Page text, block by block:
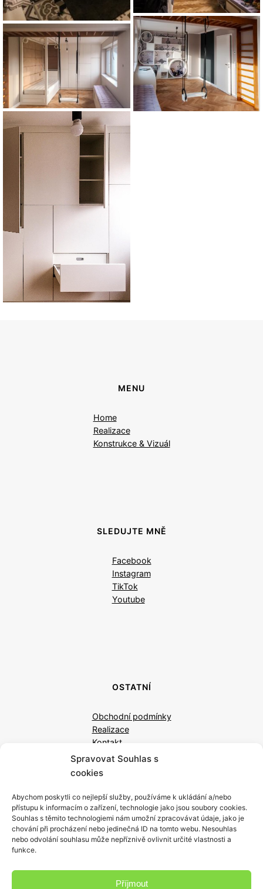
Spravovat Souhlas s
cookies
Abychom poskytli co nejlepší služby, používáme k ukládání a/nebo
přístupu k informacím o zařízení, technologie jako jsou soubory cookies.
Souhlas s těmito technologiemi nám umožní zpracovávat údaje, jako je
chování při procházení nebo jedinečná ID na tomto webu. Nesouhlas
nebo odvolání souhlasu může nepříznivě ovlivnit určité vlastnosti a
funkce.
Příjmout
MENU
Home
Realizace
Konstrukce & Vizuál
SLEDUJTE MNĚ
Facebook
Instagram
TikTok
Youtube
OSTATNÍ
Obchodní podmínky
Realizace
Kontakt